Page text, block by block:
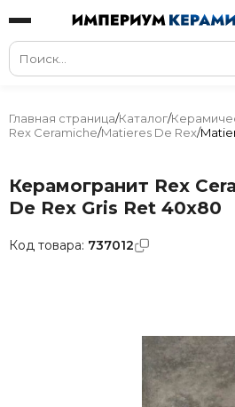
Главная страница/Каталог/
Rex Ceramiche/Matieres De Rex/
Керамогранит Rex
De Rex Gris Ret 40x80
Код товара: 737012